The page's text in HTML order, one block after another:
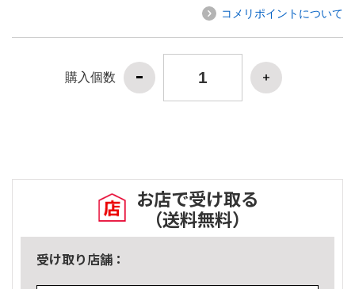
コメリポイントについて
購入個数
お店で受け取る
（送料無料）
受け取り店舗：